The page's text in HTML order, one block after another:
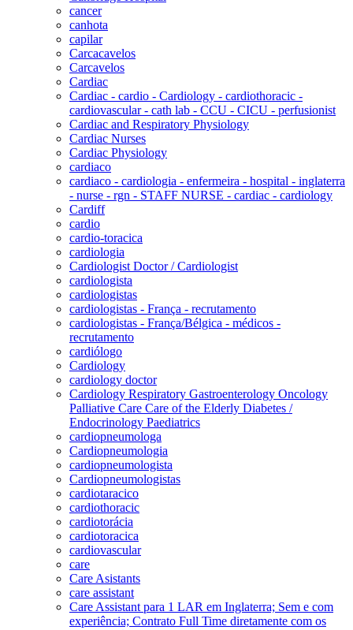
cancer
canhota
capilar
Carcacavelos
Carcavelos
Cardiac
Cardiac - cardio - Cardiology - cardiothoracic -
cardiovascular - cath lab - CCU - CICU - perfusionist
Cardiac and Respiratory Physiology
Cardiac Nurses
Cardiac Physiology
cardiaco
cardiaco - cardiologia - enfermeira - hospital - inglaterra
- nurse - rgn - STAFF NURSE - cardiac - cardiology
Cardiff
cardio
cardio-toracica
cardiologia
Cardiologist Doctor / Cardiologist
cardiologista
cardiologistas
cardiologistas - França - recrutamento
cardiologistas - França/Bélgica - médicos -
recrutamento
cardiólogo
Cardiology
cardiology doctor
Cardiology Respiratory Gastroenterology Oncology
Palliative Care Care of the Elderly Diabetes /
Endocrinology Paediatrics
cardiopneumologa
Cardiopneumologia
cardiopneumologista
Cardiopneumologistas
cardiotaracico
cardiothoracic
cardiotorácia
cardiotoracica
cardiovascular
care
Care Asistants
care assistant
Care Assistant para 1 LAR em Inglaterra; Sem e com
experiência; Contrato Full Time diretamente com os